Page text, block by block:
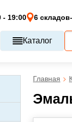
- 19:00 6
Каталог
Главная